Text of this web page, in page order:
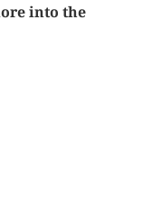
into the